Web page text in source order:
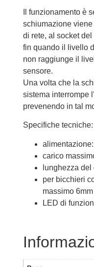
Il funzionamento è
schiumazione
di rete, al socket
fin quando il livello
non raggiunge il
sensore.
Una volta che la
sistema interrompe
prevenendo in tal
Specifiche tecniche:
carico
lunghezza
per bicchieri
massimo 6mm
LED di